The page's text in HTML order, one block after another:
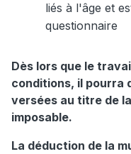
liés à l'âge et
questionnaire
Dès lors que le
conditions, il pourra
versées au titre de
imposable.
La déduction de la